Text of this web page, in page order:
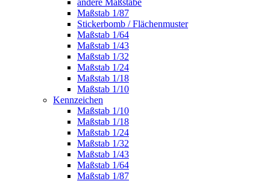
andere Maßstäbe
Maßstab 1/87
Stickerbomb / Flächenmuster
Maßstab 1/64
Maßstab 1/43
Maßstab 1/32
Maßstab 1/24
Maßstab 1/18
Maßstab 1/10
Kennzeichen
Maßstab 1/10
Maßstab 1/18
Maßstab 1/24
Maßstab 1/32
Maßstab 1/43
Maßstab 1/64
Maßstab 1/87